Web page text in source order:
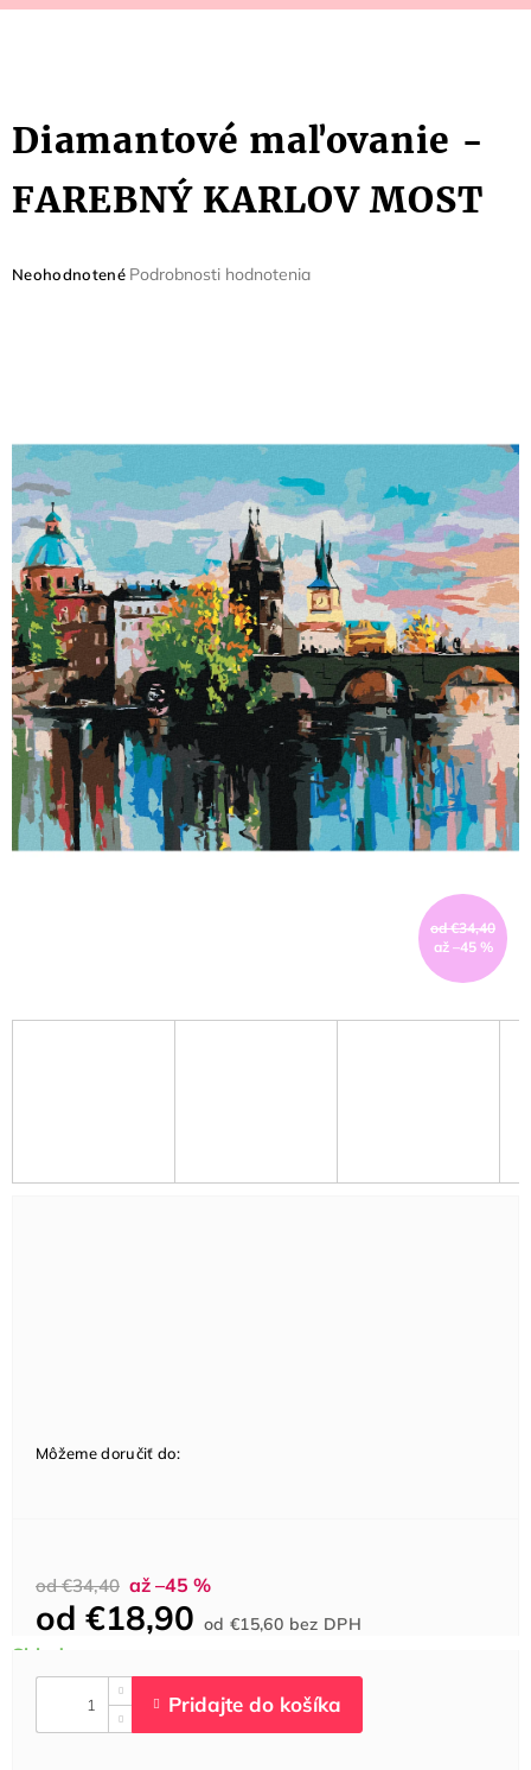
Diamantové maľovanie -
FAREBNÝ KARLOV MOST
Priemerné
Neohodnotené Podrobnosti hodnotenia
od €34,40
až –45 %
od €34,40 až –45 %
od €18,90 od€15,60 bez DPHcena:
Môžeme doručiť do: